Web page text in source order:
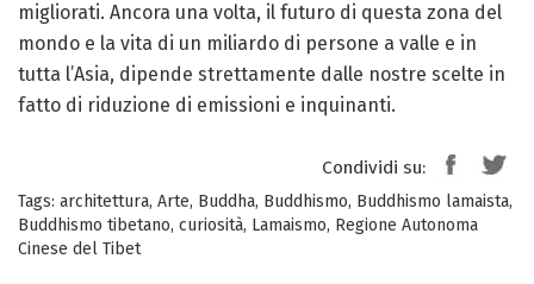
migliorati. Ancora una volta, il futuro di questa zona del
mondo e la vita di un miliardo di persone a valle e in
tutta l’Asia, dipende strettamente dalle nostre scelte in
fatto di riduzione di emissioni e inquinanti.
Condividi su:
Tags: architettura, Arte, Buddha, Buddhismo, Buddhismo lamaista,
Buddhismo tibetano, curiosità, Lamaismo, Regione Autonoma
Cinese del Tibet